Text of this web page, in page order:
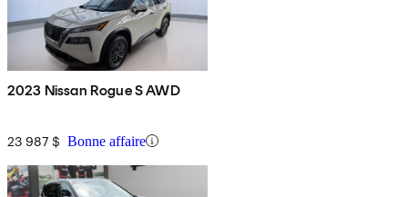
2023 Nissan Rogue S AWD
23 987 $ Bonne affaire